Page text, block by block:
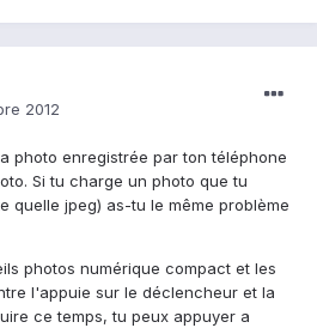
2012
photo enregistrée par ton téléphone
Si tu charge un photo que tu
quelle jpeg) as-tu le même problème
photos numérique compact et les
l'appuie sur le déclencheur et la
ce temps, tu peux appuyer a